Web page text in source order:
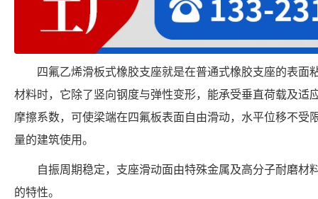
四氟乙烯滑板式橡胶支座就是在普通式橡胶支座的表面
材料时，它除了竖向钢度与弹性变形，能承受垂直荷载及适
摩擦系数，可使梁端在四氟板表面自由滑动，水平位移不受
量的建筑使用。
自振周期稳定，支座滑动面由特殊金属及高分子耐磨材
的特性。